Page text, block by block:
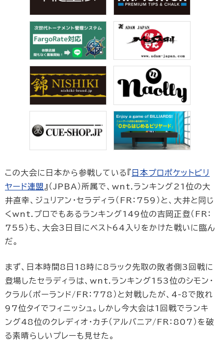
この大会に日本から参戦している『 日本プロポケットビリ
ヤード連盟 』（JPBA）所属で、wnt.ランキング21位の大
井直幸、ジュリアン・セラディラ（FR：759）と、大井と同じ
くwnt.プロでもあるランキング149位の吉岡正登（FR：
755）も、大会3日目にベスト64入りをかけた戦いに臨ん
だ。
まず、日本時間8日18時に8ラック先取の敗者側3回戦に
登場したセラディラは、wnt.ランキング153位のシモン・
クラル（ポーランド/FR：778）と対戦したが、4-8で敗れ
97位タイでフィニッシュ。しかし今大会は1回戦でランキ
ング48位のクレディオ・カチ（アルバニア/FR：807）を破
る素晴らしいプレーも見せた。